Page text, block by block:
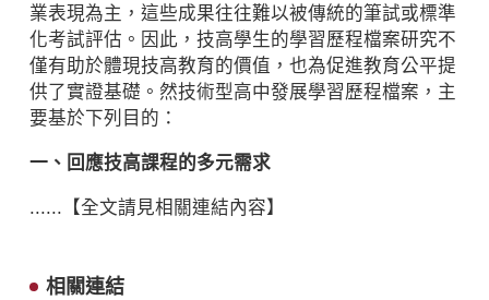
業表現為主，這些成果往往難以被傳統的筆試或標準
化考試評估。因此，技高學生的學習歷程檔案研究不
僅有助於體現技高教育的價值，也為促進教育公平提
供了實證基礎。然技術型高中發展學習歷程檔案，主
要基於下列目的：
一、回應技高課程的多元需求
......【全文請見相關連結內容】
相關連結